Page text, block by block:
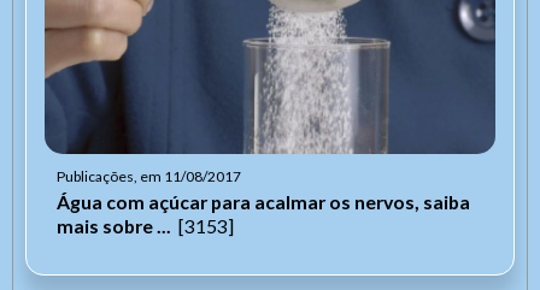
Publicações, em 11/08/2017
Água com açúcar para acalmar os nervos, saiba
mais sobre ... [3153]